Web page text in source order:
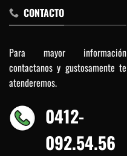
CONTACTO
Para mayor información
contactanos y gustosamente te
atenderemos.
0412-
092.54.56